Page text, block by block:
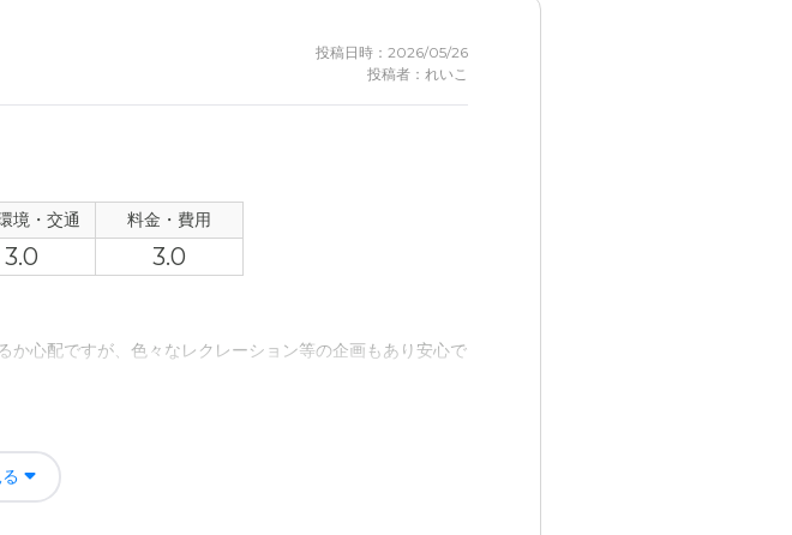
投稿日時：2026/05/26
投稿者：れいこ
境・交通 料金・費用
3.0 3.0
心配ですが、色々なレクレーション等の企画もあり安心で
良いと思いました。 近くの病院に通うのに徒歩で行くに